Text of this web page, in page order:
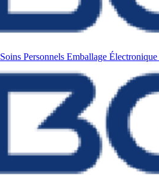
Soins Personnels Emballage Électronique